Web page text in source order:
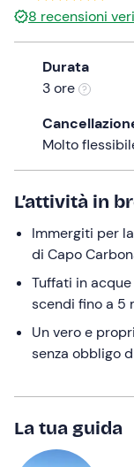
the
question
mark
keyboard
shortcuts
for
changing
dates.
8 recensioni
Durata
3 ore
Molto
L’attività in
Immergiti per
di Capo
Tuffati in
scendi fino a 5
Un vero e
senza obbligo
La tua guida